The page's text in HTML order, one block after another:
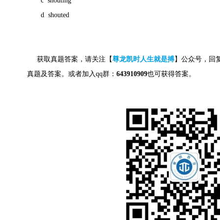
d shouted
获取真题答案，请关注【尊龙凯时人生就是搏】公众号，回
真题及答案。 或者加入qq群： 643910909也可获得答案。